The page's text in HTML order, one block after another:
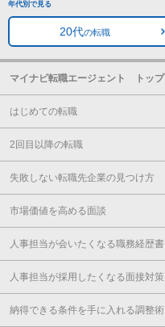
年代別で見る
20代の転職
マイナビ転職エージェント トップ
はじめての転職
2回目以降の転職
失敗しない転職先企業の見つけ方
市場価値を高める面談
人事担当が会いたくなる職務経歴書
人事担当が採用したくなる面接対策
納得できる条件を手に入れる調整術